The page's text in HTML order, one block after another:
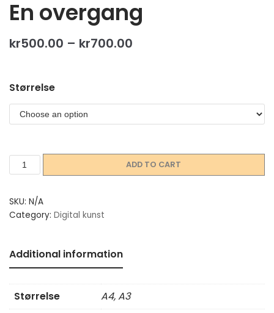
En overgang
kr500.00 – kr700.00
Størrelse
ADD TO CART
SKU: N/A
Category: Digital kunst
Additional information
Størrelse A4, A3